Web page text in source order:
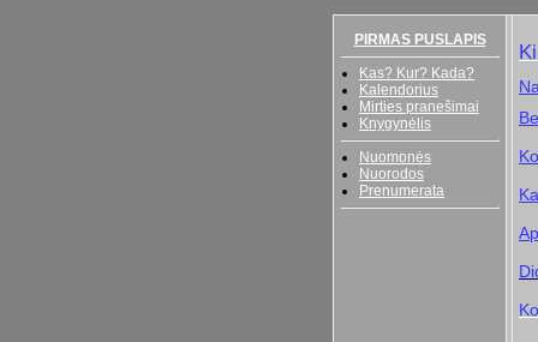
PIRMAS PUSLAPIS
Kas? Kur? Kada?
Kalendorius
Mirties pranešimai
Knygynėlis
Nuomonės
Nuorodos
Prenumerata